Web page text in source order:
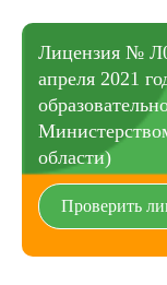
Лицензия №
апреля 2021
области)
Проверить